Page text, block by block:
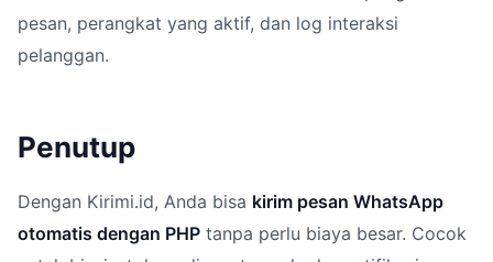
pesan, perangkat yang aktif, dan log interaksi
pelanggan.
Penutup
Dengan Kirimi.id, Anda bisa kirim pesan WhatsApp
otomatis dengan PHP tanpa perlu biaya besar. Cocok